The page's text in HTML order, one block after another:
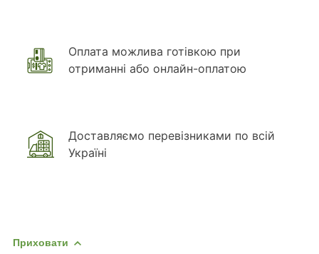
Оплата можлива готівкою при
отриманні або онлайн-оплатою
Доставляємо перевізниками по всій
Україні
Приховати